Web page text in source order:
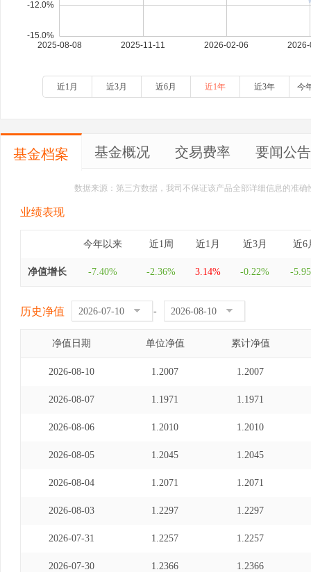
近1月 近3月 近6月 近1年 近3年 今
基金档案 基金概况 交易费率 要闻公告
数据来源：第三方数据，我司不保证该产品全部详细信息的准
业绩表现
今年以来 近1周 近1月 近3月 近6
净值增长 -7.40% -2.36% 3.14% -0.22% -
历史净值 -
净值日期 单位净值 累计净值
2026-08-10 1.2007 1.2007
2026-08-07 1.1971 1.1971
2026-08-06 1.2010 1.2010
2026-08-05 1.2045 1.2045
2026-08-04 1.2071 1.2071
2026-08-03 1.2297 1.2297
2026-07-31 1.2257 1.2257
2026-07-30 1.2366 1.2366